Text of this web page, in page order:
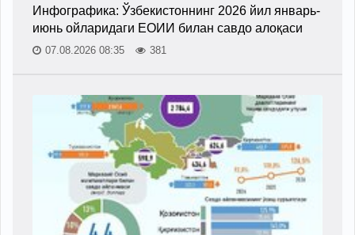
Инфографика: Ўзбекистоннинг 2026 йил январь-
июнь ойларидаги ЕОИИ билан савдо алоқаси
07.08.2026 08:35 381